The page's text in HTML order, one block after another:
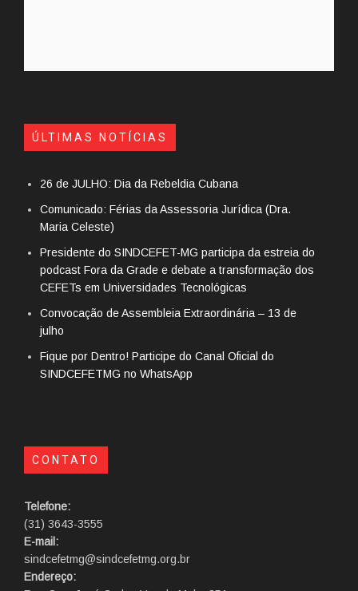
ÚLTIMAS NOTÍCIAS
26 de JULHO: Dia da Rebeldia Cubana
Comunicado: Férias da Assessoria Jurídica (Dra.
Maria Celeste)
Presidente do SINDCEFET-MG participa da estreia do
podcast Fora da Grade e debate a transformação dos
CEFETs em Universidades Tecnológicas
Convocação de Assembleia Extraordinária – 13 de
julho
Fique por Dentro! Participe do Canal Oficial do
SINDCEFETMG no WhatsApp
CONTATO
Telefone:
(31) 3643-3555
E-mail:
sindcefetmg@sindcefetmg.org.br
Endereço: